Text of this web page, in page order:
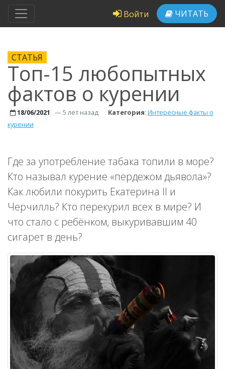
Войти ЧИТАТЬ
СТАТЬЯ
Топ-15 любопытных
фактов о курении
18/06/2021 —5 лет назад Категория: Интересные факты о
курении
Где за употребление табака топили в море?
Кто называл курение «пердежом дьявола»?
Как любили покурить Екатерина II и
Черчилль? Кто перекурил всех в мире? И
что стало с ребёнком, выкуривавшим 40
сигарет в день?